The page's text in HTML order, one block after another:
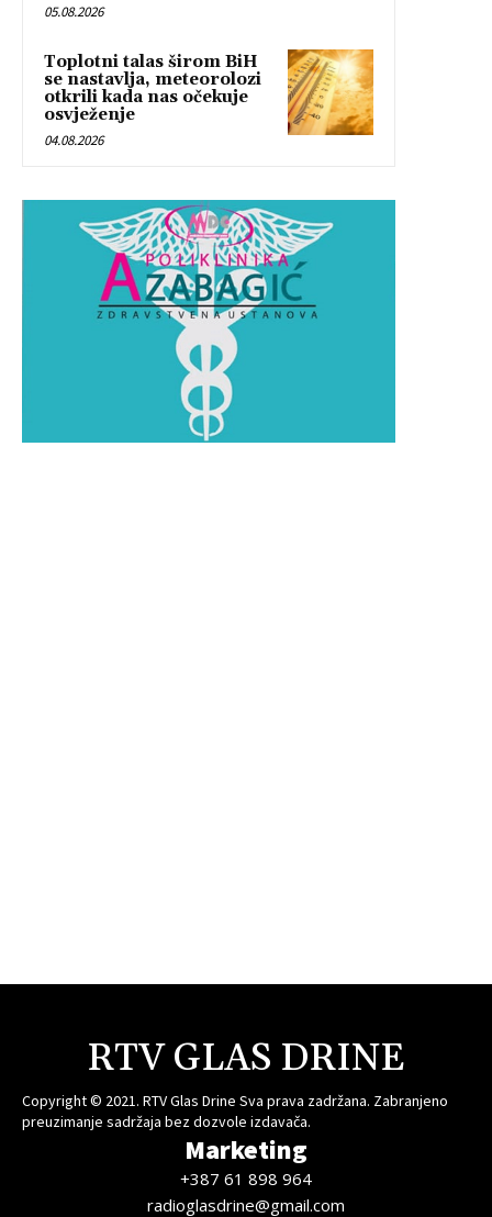
05.08.2026
Toplotni talas širom BiH
se nastavlja, meteorolozi
otkrili kada nas očekuje
osvježenje
04.08.2026
RTV GLAS DRINE
Copyright © 2021. RTV Glas Drine Sva prava zadržana. Zabranjeno
preuzimanje sadržaja bez dozvole izdavača.
Marketing
+387 61 898 964
radioglasdrine@gmail.com